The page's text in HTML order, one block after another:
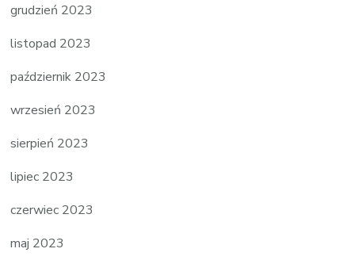
grudzień 2023
listopad 2023
październik 2023
wrzesień 2023
sierpień 2023
lipiec 2023
czerwiec 2023
maj 2023